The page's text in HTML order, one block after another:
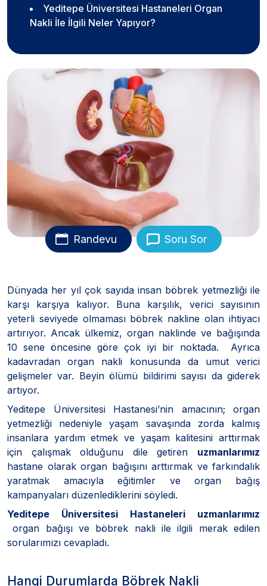
Yeditepe Üniversitesi Hastaneleri Organ
Nakli İle İlgili Neler Yapıyor?
Randevu Soru Sor
Dünyada her yıl çok sayıda insan böbrek yetmezliği ile
karşı karşıya kalıyor. Buna karşılık, verici sayısının
yeterli seviyede olmaması böbrek nakline olan ihtiyacı
artırıyor. Ancak ülkemiz, organ naklinde ve bağışında
10 sene öncesine göre çok iyi bir noktada. Ayrıca
kadavradan organ nakli konusunda da umut verici
gelişmeler var. Beyin ölümü bildirimi sayısı da giderek
artıyor.
Yeditepe Üniversitesi Hastanesi’nin amacının; organ
yetmezliği nedeniyle yaşam savaşında zorda kalmış
insanlara yardım etmek ve yaşam kalitesini arttırmak
için çalışmak olduğunu dile getiren uzmanlarımız
hastane olarak organ bağışını arttırmak ve farkındalık
yaratmak amacıyla eğitimler ve organ bağış
kampanyaları düzenlediklerini söyledi.
Yeditepe Üniversitesi Hastaneleri uzmanlarımız
organ bağışı ve böbrek nakli ile ilgili merak edilen
sorularımızı cevapladı.
Hangi Durumlarda Böbrek Nakli